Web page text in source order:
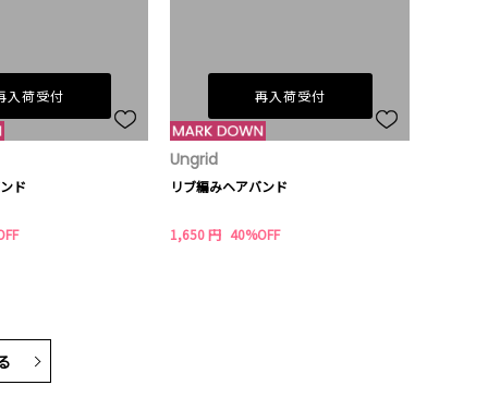
入荷受付
ド
再入荷受付
Ungrid
リブ編みヘアバンド
1,650 円 40%OFF